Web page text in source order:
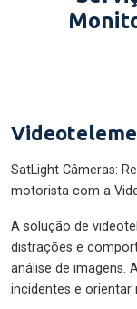
SatLight Câmeras:
motorista com a
A solução de
distrações e
análise de imagens.
incidentes e orientar